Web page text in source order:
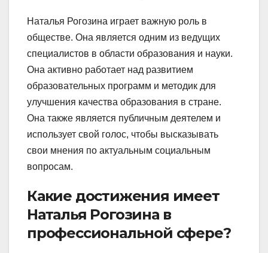
Наталья Рогозина играет важную роль в
обществе. Она является одним из ведущих
специалистов в области образования и науки.
Она активно работает над развитием
образовательных программ и методик для
улучшения качества образования в стране.
Она также является публичным деятелем и
использует свой голос, чтобы высказывать
свои мнения по актуальным социальным
вопросам.
Какие достижения имеет
Наталья Рогозина в
профессиональной сфере?